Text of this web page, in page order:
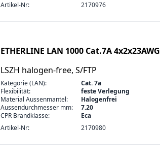
Artikel-Nr:
2170976
ETHERLINE LAN 1000 Cat.7A 4x2x23AWG
LSZH halogen-free, S/FTP
Kategorie (LAN):
Cat. 7a
Flexibilität:
feste Verlegung
Material Aussenmantel:
Halogenfrei
Aussendurchmesser mm:
7.20
CPR Brandklasse:
Eca
Artikel-Nr:
2170980